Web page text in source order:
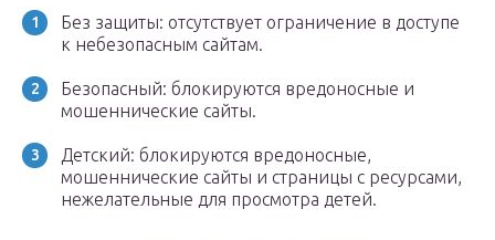
Без защиты: отсутствует ограничение в доступе
к небезопасным сайтам.
Безопасный: блокируются вредоносные и
мошеннические сайты.
Детский: блокируются вредоносные,
мошеннические сайты и страницы с ресурсами,
нежелательные для просмотра детей.